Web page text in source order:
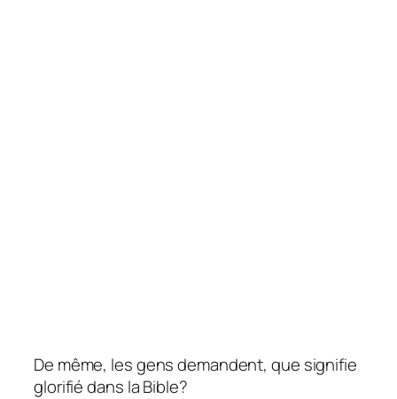
De même, les gens demandent, que signifie
glorifié dans la Bible?